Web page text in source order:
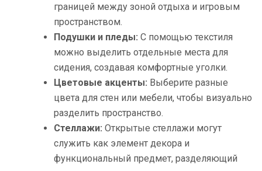
границей между зоной отдыха и игровым
пространством.
Подушки и пледы: С помощью текстиля
можно выделить отдельные места для
сидения, создавая комфортные уголки.
Цветовые акценты: Выберите разные
цвета для стен или мебели, чтобы визуально
разделить пространство.
Стеллажи: Открытые стеллажи могут
служить как элемент декора и
функциональный предмет, разделяющий